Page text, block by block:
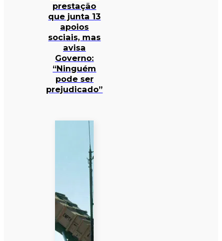
prestação
que junta 13
apoios
sociais, mas
avisa
Governo:
“Ninguém
pode ser
prejudicado”